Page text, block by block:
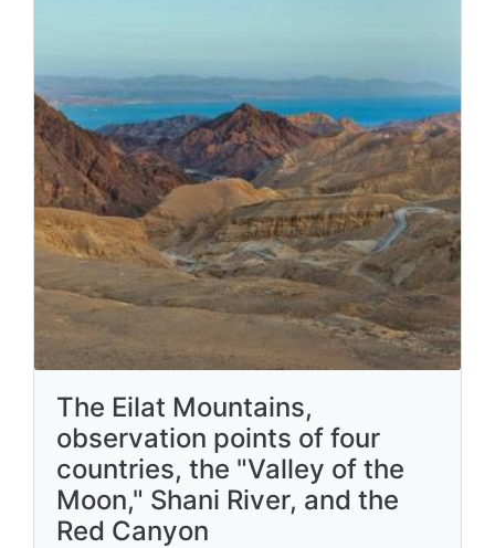
The Eilat Mountains,
observation points of four
countries, the "Valley of the
Moon," Shani River, and the
Red Canyon